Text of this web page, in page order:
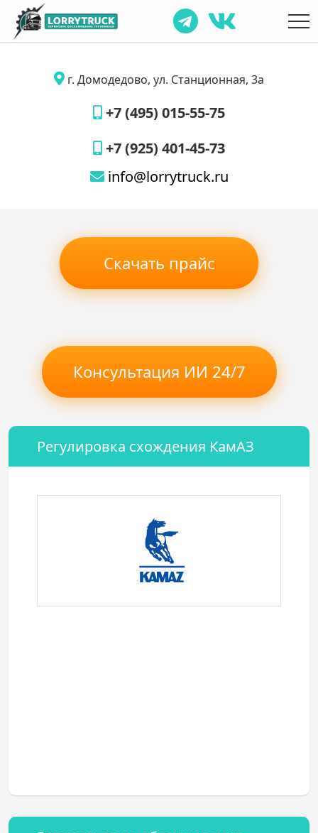
г. Домодедово, ул. Станционная, 3а
+7 (495) 015-55-75
+7 (925) 401-45-73
info@lorrytruck.ru
Скачать прайс
Консультация ИИ 24/7
Регулировка схождения КамАЗ